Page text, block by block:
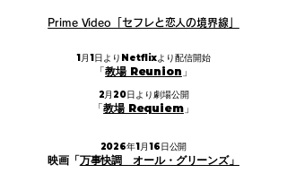
Prime Video「セフレと恋人の境界線」
1月1日よりNetflixより配信開始
「教場 Reunion 」
2月20日より劇場公開
「教場 Requiem」
2026年1月16日公開
映画「万事快調 オール・グリーンズ」